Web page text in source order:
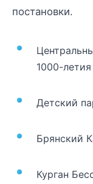
постановки.
1000-
Детский
Брянский
Курган